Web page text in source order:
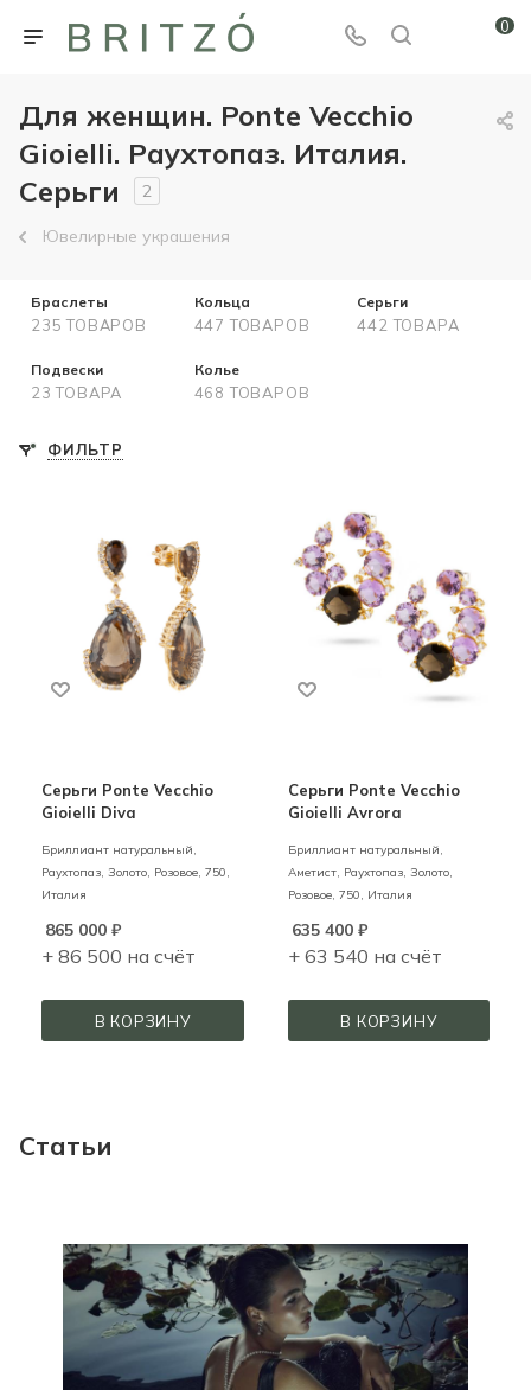
0
Для женщин. Ponte Vecchio
Gioielli. Раухтопаз. Италия.
Серьги
2
Ювелирные украшения
Браслеты
235 ТОВАРОВ
Кольца
447 ТОВАРОВ
Серьги
442 ТОВАРА
Подвески
23 ТОВАРА
Колье
468 ТОВАРОВ
ФИЛЬТР
Серьги Ponte Vecchio
Gioielli Diva
Бриллиант натуральный,
Раухтопаз, Золото, Розовое, 750,
Италия
865 000 ₽
+ 86 500 на счёт
В КОРЗИНУ
Серьги Ponte Vecchio
Gioielli Avrora
Бриллиант натуральный,
Аметист, Раухтопаз, Золото,
Розовое, 750, Италия
635 400₽
+ 63 540 на счёт
В КОРЗИНУ
Статьи